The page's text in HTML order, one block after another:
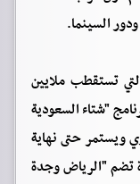
السينما.
تستقطب ملايين
"شتاء السعودية
ويستمر حتى نهاية
مميزة تضم "الرياض وجدة